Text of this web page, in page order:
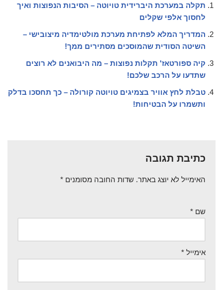
תקלה במערכת היברידית טויוטה – הסיבות הנפוצות ואיך
לחסוך אלפי שקלים
המדריך המלא לפתיחת מערכת מולטימדיה מיצובישי –
השיטה הסודית שהמוסכים מסתירים ממך!
קיה ספורטאז' תקלות נפוצות – מה היבואנים לא רוצים
שתדעו על הרכב שלכם!
טבלת לחץ אוויר בצמיגים טויוטה קורולה – כך תחסכו בדלק
ותשמרו על הבטיחות!
כתיבת תגובה
האימייל לא יוצג באתר. שדות החובה מסומנים *
שם *
אימייל *